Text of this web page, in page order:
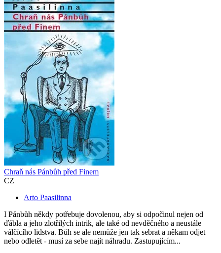
Chraň nás Pánbůh před Finem
CZ
Arto Paasilinna
I Pánbůh někdy potřebuje dovolenou, aby si odpočinul nejen od
ďábla a jeho zlotřilých intrik, ale také od nevděčného a neustále
válčícího lidstva. Bůh se ale nemůže jen tak sebrat a někam odjet
nebo odletět - musí za sebe najít náhradu. Zastupujícím...